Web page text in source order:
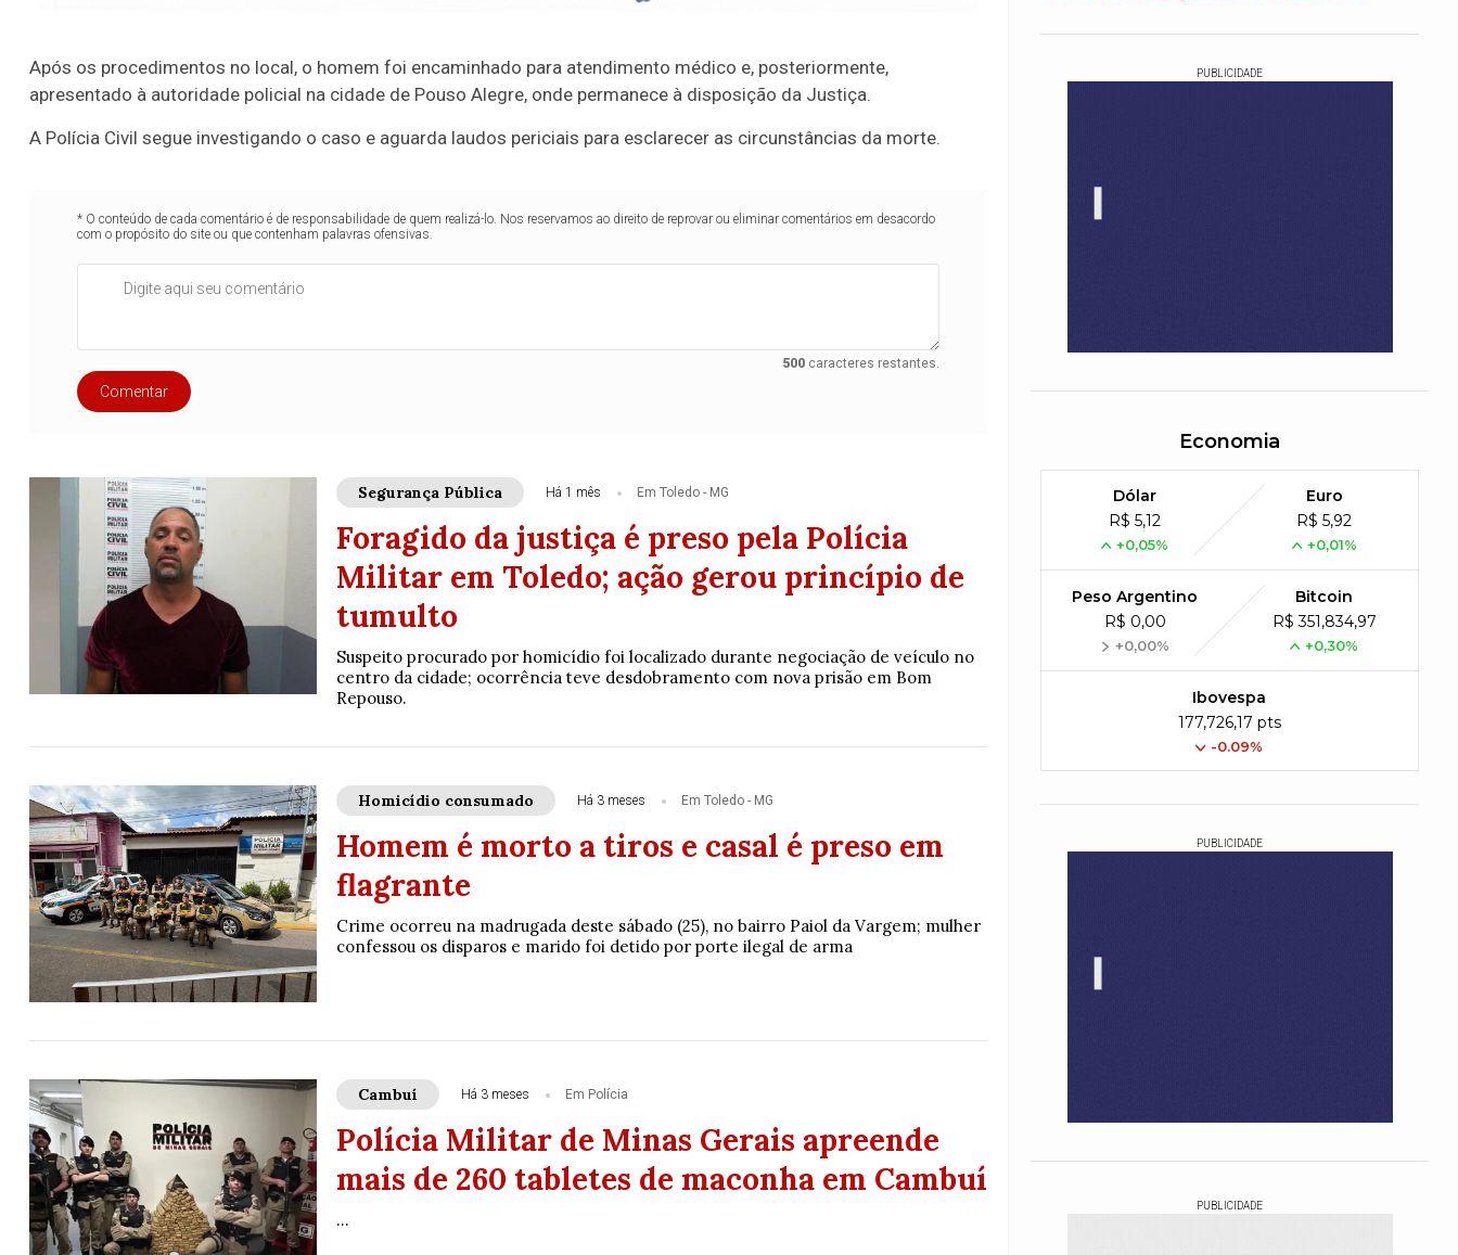
Após os procedimentos no local, o homem foi encaminhado para atendimento médico e, posteriormente,
apresentado à autoridade policial na cidade de Pouso Alegre, onde permanece à disposição da Justiça.
A Polícia Civil segue investigando o caso e aguarda laudos periciais para esclarecer as circunstâncias da morte.
* O conteúdo de cada comentário é de responsabilidade de quem realizá-lo. Nos reservamos ao direito de reprovar ou eliminar comentários em desacordo
com o propósito do site ou que contenham palavras ofensivas.
500caracteres restantes.
Comentar
Segurança Pública Há 1 mês Em Toledo - MG
Foragido da justiça é preso pela Polícia
Militar em Toledo; ação gerou princípio de
tumulto
Suspeito procurado por homicídio foi localizado durante negociação de veículo no
centro da cidade; ocorrência teve desdobramento com nova prisão em Bom
Repouso.
Homicídio consumado Há 3 meses Em Toledo - MG
Homem é morto a tiros e casal é preso em
flagrante
Crime ocorreu na madrugada deste sábado (25), no bairro Paiol da Vargem; mulher
confessou os disparos e marido foi detido por porte ilegal de arma
Cambuí Há 3 meses Em Polícia
Polícia Militar de Minas Gerais apreende
mais de 260 tabletes de maconha em Cambuí
...
PUBLICIDADE
Economia
Dólar
R$ 5,12
+0,05%
Euro
R$ 5,92
+0,01%
Peso Argentino
R$ 0,00
+0,00%
Bitcoin
R$ 351,834,97
+0,30%
Ibovespa
177,726,17 pts
-0.09%
PUBLICIDADE
PUBLICIDADE